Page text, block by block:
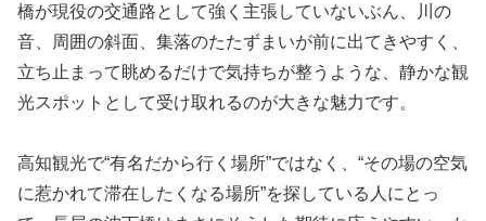
橋が現役の交通路として強く主張していないぶん、川の
音、周囲の斜面、集落のたたずまいが前に出てきやすく、
立ち止まって眺めるだけで気持ちが整うような、静かな観
光スポットとして受け取れるのが大きな魅力です。
高知観光で“有名だから行く場所”ではなく、“その場の空気
に惹かれて滞在したくなる場所”を探している人にとっ